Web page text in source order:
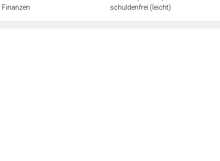
Finanzen
schuldenfrei (leicht)